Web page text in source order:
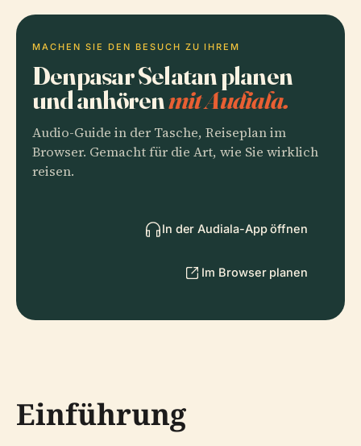
MACHEN SIE DEN BESUCH ZU IHREM
Denpasar Selatan planen
und anhörenmit Audiala.
Audio-Guide in der Tasche, Reiseplan im
Browser. Gemacht für die Art, wie Sie wirklich
reisen.
In der Audiala-App öffnen
Im Browser planen
Einführung